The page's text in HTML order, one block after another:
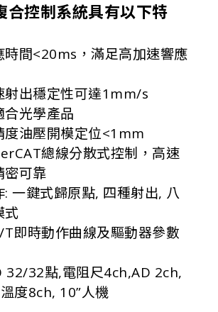
合控制系統具有以下特
時間<20ms，滿足高加速響應
射出穩定性可達1mm/s
合光學產品
度油壓開模定位<1mm
總線分散式控制，高速
密可靠
: 一鍵式歸原點, 四種射出, 八
式
即時動作曲線及驅動器參數
32/32點,電阻尺4ch,AD 2ch,
度8ch, 10”人機